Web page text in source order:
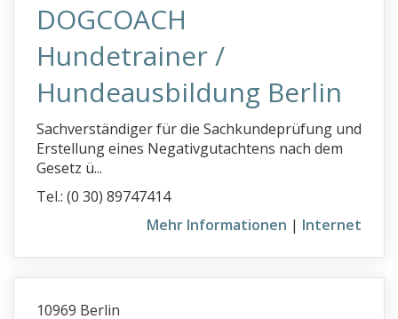
DOGCOACH
Hundetrainer /
Hundeausbildung Berlin
Sachverständiger für die Sachkundeprüfung und
Erstellung eines Negativgutachtens nach dem
Gesetz ü...
Tel.: (0 30) 89747414
Mehr Informationen | Internet
10969 Berlin